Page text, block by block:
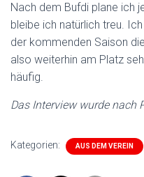
Nach dem Bufdi plane ich
bleibe ich natürlich treu.
der kommenden Saison
also weiterhin am Platz
häufig.
Das Interview wurde nach
Kategorien: AUS DEM VEREIN